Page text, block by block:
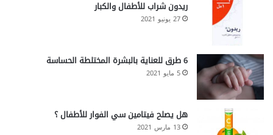
ريدون شراب للأطفال والكبار
27 يونيو 2021
6 طرق للعناية بالبشرة المختلطة الحساسة
5 مايو 2021
هل يصلح فيتامين سي الفوار للأطفال ؟
13 مارس 2021